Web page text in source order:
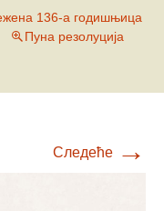
136-а годишњица
Пуна резолуција
Следеће →